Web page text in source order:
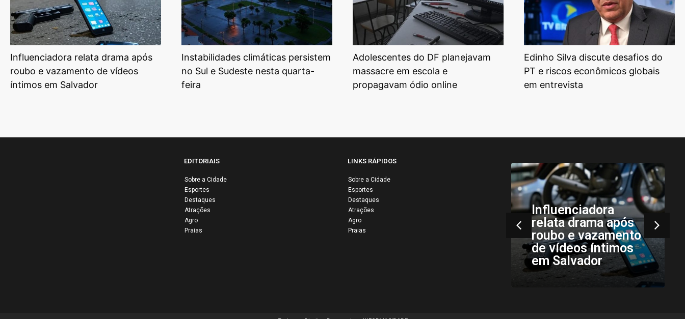
Influenciadora relata drama após
roubo e vazamento de vídeos
íntimos em Salvador
Instabilidades climáticas persistem
no Sul e Sudeste nesta quarta-
feira
Adolescentes do DF planejavam
massacre em escola e
propagavam ódio online
Edinho Silva discute desafios do
PT e riscos econômicos globais
em entrevista
EDITORIAIS
Sobre a Cidade
Esportes
Destaques
Atrações
Agro
Praias
LINKS RÁPIDOS
Sobre a Cidade
Esportes
Destaques
Atrações
Agro
Praias
Edinho Silva
discute desafios do
Influenciadora
Instabilidades
climáticas
persistem no Sul e
Sudeste nesta
quarta-feira